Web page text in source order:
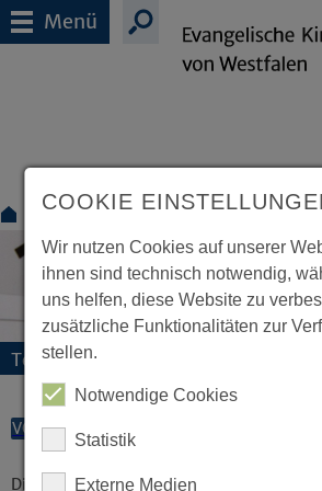
Menü
Termine
Termine und Veranstaltungen
VORLESEN
Diese Veranstaltung existiert nicht.
COOKIE
Wir nutzen Cookies auf unserer
ihnen sind technisch notwendig,
uns helfen, diese Website zu
zusätzliche Funktionalitäten zur
stellen.
Notwendige Cookies
Statistik
Externe Medien